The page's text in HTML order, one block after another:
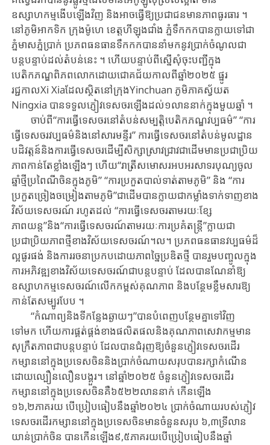
ឧស្សាហកម្ម​ងើ​ប​ឡើង​វិញ​ និង​អាច​ធ្វើ​ឱ្យ​ប្រជាជន​មានភាពធូរធារ ។
នៅ​ភូមិ​អាកទិក ក្រុង​ម៉ូហេ ខេត្តហីឡុងជាំង ភ្នំទឹកកកបាន​ក្លាយទៅជា​
ភ្នំមាសភ្នំប្រាក់ ប្រភព​ធន​ធាន​ទឹកកក​បាន​នាំ​មក​នូវ​ប្រាក់​ចំណូល​ជា​
បន្តបន្ទាប់​ដល់​តំបន់​នេះ ។ ហើយ​បន្ទាប់​ពី​ស្នើ​សុំ​ចុះ​បញ្ជីក្នុង
បេតិកភណ្ឌពិភពលោកដោយ​ជោគជ័យ​កាលពីឆ្នាំ២០២៥ ​​ផ្នូរ
រជ្ជកាលXi Xia​ដែ​ល​ស្ថិតនៅ​ក្រុង​Yinchuan ភូមិភាគ​ស្វ័យត​
Ningxia បាន​ទទួល​ភ្ញៀវទេសចរ​ឡើង​ដល់​១​លាន​នាក់​ក្នុង​មួយ​ឆ្នាំ ។
ចាប់ពី​“ការ​ធ្វើ​ទេសចរនៅ​តំបន់​សម្បតិ្តបេតិកភណ្ឌវប្បធម៌” “ការ​
ធ្វើ​ទេសចរវប្បធម៌និង​នៅ​សារមន្ទីរ” ការ​ធ្វើ​ទេសចរនៅតំបន់​មូលដ្ឋាន
បដិវត្តន៍និង​ការ​ធ្វើ​ទេសចរ​ដើម្បី​សិក្សា​ស្រាវ​ជ្រាវជា​ដើម​​មានប្រជាប្រិយ
ភាពកាន់តែ​ខ្លាំង​ឡើង​ៗ ហើយ​“រាត្រីសមោសរអបអរសាទរ​បុណ្យ​ចូល
ឆ្នាំថ្មីប្រពៃណីចិនក្នុង​ភូមិ” “ការប្រកួតបាល់ទាត់តាម​ភូមិ” និង​ “ការ
ប្រកួតច្រៀង​ចម្រៀង​តាម​​ភូមិ”ជា​ដើម​បាន​ក្លាយ​ជា​កម្លាំង​ទាក់ទាញ​ខាង​
វិស័យ​ទេសចរណ៍ រហូត​ដល់​ “ការ​ធ្វើ​ទេសចរតាមរយៈខ្សែ
ភាពយន្ត”និង​“ការ​ធ្វើ​ទេសចរណ៍តាម​រយៈ​ការប្រគំតន្ត្រី​”ក្លាយ​ជា​
ប្រជាប្រិយភាព​ថ្មី​ខាង​វិស័យ​ទេសចរណ៍។ល។ ប្រភពធនធាន​វប្បធម៌ដ៏
ល្អផូរផង់ និង​ការ​រចនាប្រកបដោយភាពច្នៃប្រឌិតថ្មី បាន​រួម​បញ្ចូល​ក្នុង​
ការ​អភិវឌ្ឍ​ខាងវិស័យ​ទេសចរណ៍​ជា​បន្ត​បន្ទាប់ ដែល​បាន​ណែនាំឱ្យ​
ឧស្សាហកម្ម​ទេសចរណ៍​លើក​កម្ពស់គុណភាព និង​បន្ថែម​ខ្លឹមសារឱ្យ​
កាន់តែសម្បូរបែប ។
“កំណាព្យ​និងទីកន្លែងឆ្ងាយៗ”​បាន​បំពេញបន្ថែម​គ្នាទៅវិញ
ទៅមក ហើយ​កា​រផ្គត់ផ្គង់​ខាង​ផលិតផល​និង​គុណភាពសេវាកម្ម​មាន
សុក្រឹតភាព​ជា​បន្តបន្ទាប់ ដែល​បាន​ជំរុញ​​ឱ្យ​ចំនួន​ភ្ញៀវទេសចរដើរ
កម្សាននៅក្នុងប្រទេសចិន​និង​ប្រាក់​ចំណាយសរុប​​បាន​រក្សា​កំណើន​
ដោយ​ល្បឿន​លឿន​បង្គួរ។ នៅឆ្នាំ​២០២៥ ចំនួនភ្ញៀវទេសចរដើរ
កម្សាននៅក្នុងប្រទេសចិន​គឺ​៦៥២២លាននាក់ កើន​ឡើង​
១៦,២ភាគរយ​ បើ​ប្រៀបធៀប​នឹងឆ្នាំ​២០២៤ ប្រាក់​ចំណាយ​របស់​ភ្ញៀវ
ទេសចរដើរកម្សាននៅក្នុងប្រទេសចិនមាន​ចំនួន​សរុប ៦,៣ទ្រី​លាន​
យាន់​ប្រាក់​ចិន​ បានកើន​ឡើង​៩,៥ភាគរយ​បើ​ប្រៀបធៀបនឹង​ឆ្នាំ​